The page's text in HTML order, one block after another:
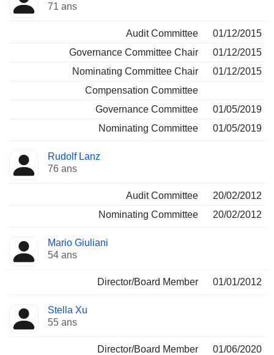
71 ans
Audit Committee
01/12/2015
Governance Committee Chair
01/12/2015
Nominating Committee Chair
01/12/2015
Compensation Committee
Governance Committee
01/05/2019
Nominating Committee
01/05/2019
Rudolf Lanz
76 ans
Audit Committee
20/02/2012
Nominating Committee
20/02/2012
Mario Giuliani
54 ans
Director/Board Member 01/01/2012
Stella Xu
55 ans
Director/Board Member 01/06/2020